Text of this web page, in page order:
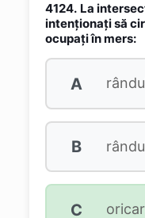
4124. La
intenționați să
ocupați în mers:
A
B
C